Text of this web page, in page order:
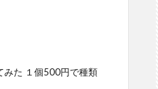
みた １個500円で種類